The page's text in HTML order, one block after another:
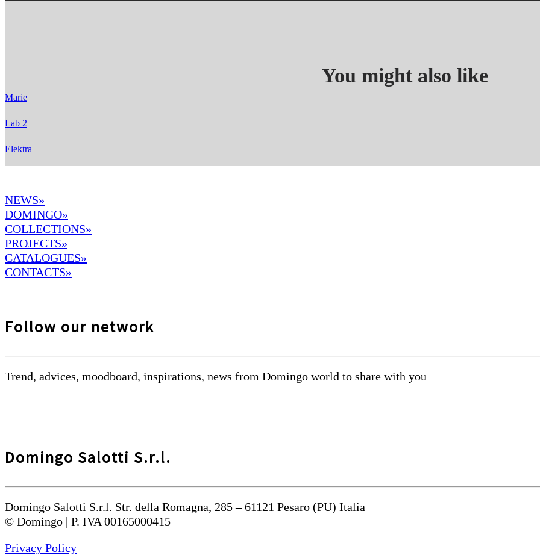
You might also like
Marie
Lab 2
Elektra
NEWS»
DOMINGO»
COLLECTIONS»
PROJECTS»
CATALOGUES»
CONTACTS»
Follow our network
Trend, advices, moodboard, inspirations, news from Domingo world to share with you
Domingo Salotti S.r.l.
Domingo Salotti S.r.l. Str. della Romagna, 285 – 61121 Pesaro (PU) Italia
© Domingo | P. IVA 00165000415
Privacy Policy